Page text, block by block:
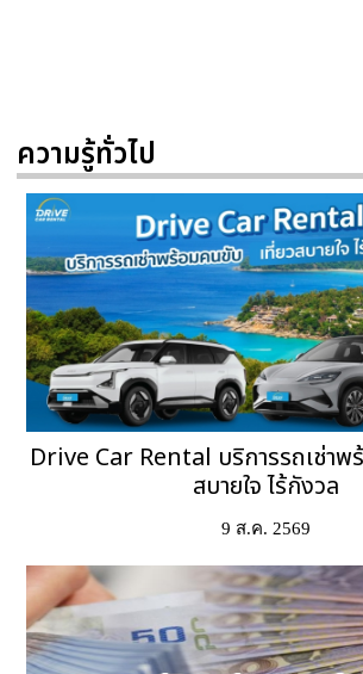
ความรู้ทั่วไป
Drive Car Rental บริการรถเช่าพ
สบายใจ ไร้กังวล
9 ส.ค. 2569